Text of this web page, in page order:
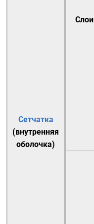
Сетчатка
(внутренняя
оболочка)
Слои